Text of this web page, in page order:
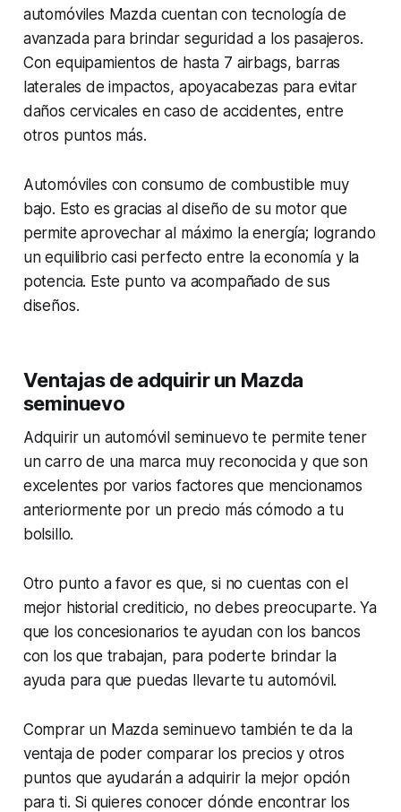
automóviles Mazda cuentan con tecnología de
avanzada para brindar seguridad a los pasajeros.
Con equipamientos de hasta 7 airbags, barras
laterales de impactos, apoyacabezas para evitar
daños cervicales en caso de accidentes, entre
otros puntos más.
Automóviles con consumo de combustible muy
bajo. Esto es gracias al diseño de su motor que
permite aprovechar al máximo la energía; logrando
un equilibrio casi perfecto entre la economía y la
potencia. Este punto va acompañado de sus
diseños.
Ventajas de adquirir un Mazda
seminuevo
Adquirir un automóvil seminuevo te permite tener
un carro de una marca muy reconocida y que son
excelentes por varios factores que mencionamos
anteriormente por un precio más cómodo a tu
bolsillo.
Otro punto a favor es que, si no cuentas con el
mejor historial crediticio, no debes preocuparte. Ya
que los concesionarios te ayudan con los bancos
con los que trabajan, para poderte brindar la
ayuda para que puedas llevarte tu automóvil.
Comprar un Mazda seminuevo también te da la
ventaja de poder comparar los precios y otros
puntos que ayudarán a adquirir la mejor opción
para ti. Si quieres conocer dónde encontrar los